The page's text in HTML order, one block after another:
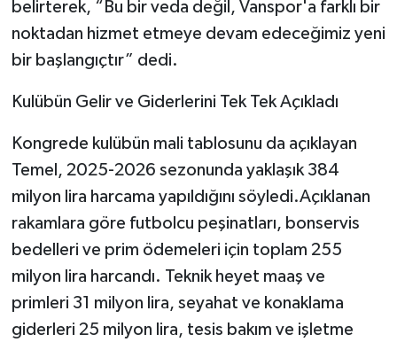
belirterek, “Bu bir veda değil, Vanspor'a farklı bir
noktadan hizmet etmeye devam edeceğimiz yeni
bir başlangıçtır” dedi.
Kulübün Gelir ve Giderlerini Tek Tek Açıkladı
Kongrede kulübün mali tablosunu da açıklayan
Temel, 2025-2026 sezonunda yaklaşık 384
milyon lira harcama yapıldığını söyledi.Açıklanan
rakamlara göre futbolcu peşinatları, bonservis
bedelleri ve prim ödemeleri için toplam 255
milyon lira harcandı. Teknik heyet maaş ve
primleri 31 milyon lira, seyahat ve konaklama
giderleri 25 milyon lira, tesis bakım ve işletme